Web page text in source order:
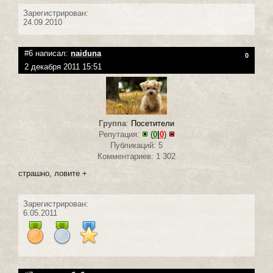
Зарегистрирован:
24.09.2010
#6 написал: naiduna 0
2 декабря 2011 15:51
Группа: Посетители
Репутация:
(0| 0)
Публикаций: 5
Комментариев: 1 302
страшно, ловите +
Зарегистрирован:
6.05.2011